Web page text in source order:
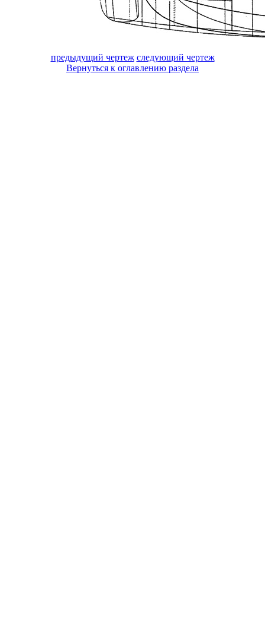
предыдущий чертеж следующий чертеж
Вернуться к оглавлению раздела